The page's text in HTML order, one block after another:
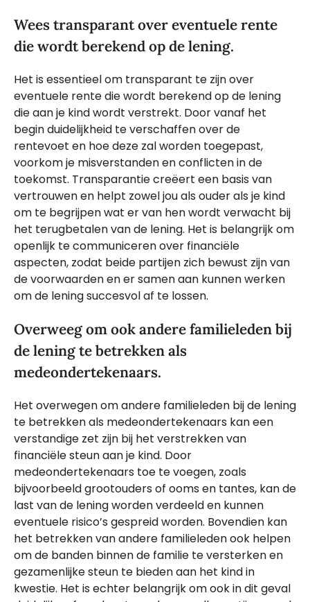
Wees transparant over eventuele rente
die wordt berekend op de lening.
Het is essentieel om transparant te zijn over
eventuele rente die wordt berekend op de lening
die aan je kind wordt verstrekt. Door vanaf het
begin duidelijkheid te verschaffen over de
rentevoet en hoe deze zal worden toegepast,
voorkom je misverstanden en conflicten in de
toekomst. Transparantie creëert een basis van
vertrouwen en helpt zowel jou als ouder als je kind
om te begrijpen wat er van hen wordt verwacht bij
het terugbetalen van de lening. Het is belangrijk om
openlijk te communiceren over financiële
aspecten, zodat beide partijen zich bewust zijn van
de voorwaarden en er samen aan kunnen werken
om de lening succesvol af te lossen.
Overweeg om ook andere familieleden bij
de lening te betrekken als
medeondertekenaars.
Het overwegen om andere familieleden bij de lening
te betrekken als medeondertekenaars kan een
verstandige zet zijn bij het verstrekken van
financiële steun aan je kind. Door
medeondertekenaars toe te voegen, zoals
bijvoorbeeld grootouders of ooms en tantes, kan de
last van de lening worden verdeeld en kunnen
eventuele risico’s gespreid worden. Bovendien kan
het betrekken van andere familieleden ook helpen
om de banden binnen de familie te versterken en
gezamenlijke steun te bieden aan het kind in
kwestie. Het is echter belangrijk om ook in dit geval